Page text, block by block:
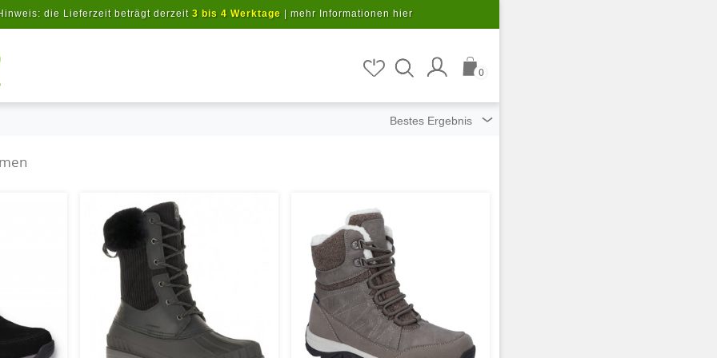
die Lieferzeit beträgt derzeit 3 bis 4 Werktage mehr Informationen hier
0